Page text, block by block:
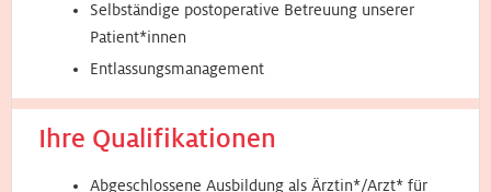
Selbständige postoperative Betreuung unserer
Patient*innen
Entlassungsmanagement
Ihre Qualifikationen
Abgeschlossene Ausbildung als Ärztin*/Arzt* für